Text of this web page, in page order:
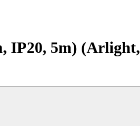
IP20, 5m) (Arlight,